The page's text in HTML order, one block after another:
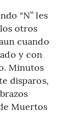
“N” les
otros
cuando
y con
Minutos
disparos,
Muertos